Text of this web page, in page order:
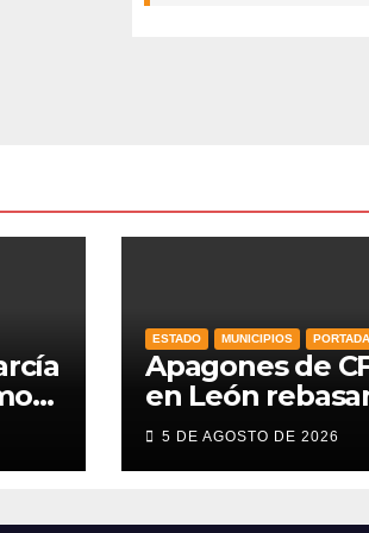
ESTADO MUNICIPIOS PORTADA
Apagones de
en León
capacidad de
5 DE AGOSTO DE 2026